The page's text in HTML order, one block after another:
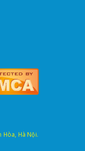
Hòa, Hà Nội.